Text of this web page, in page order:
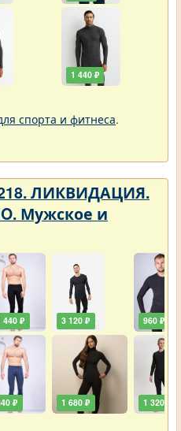
1 440 ₽
спорта и фитнеса.
ЛИКВИДАЦИЯ.
Мужское и
440 ₽
₽
3 120 ₽
1 680 ₽
960 ₽
1 320 ₽